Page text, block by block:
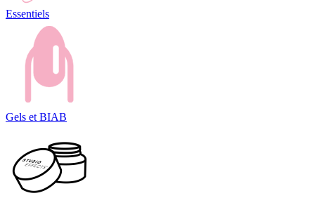
Essentiels
Gels et BIAB